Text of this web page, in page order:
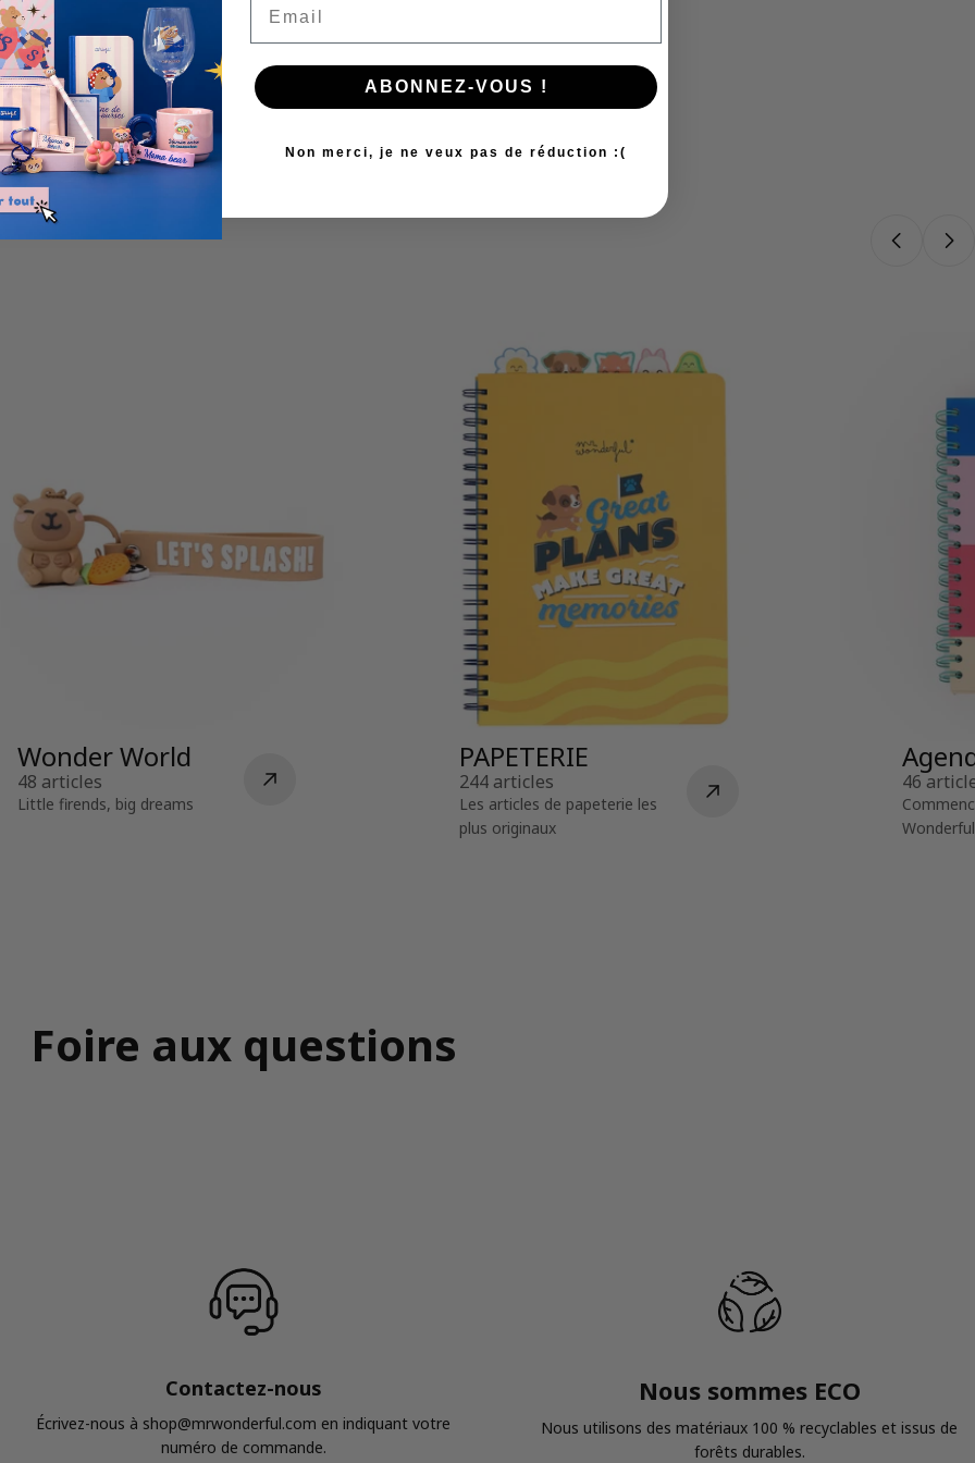
Wonder World
48 articles
Little firends, big dreams
PAPETERIE
244 articles
Les articles de papeterie les
plus originaux
46
Wonderful
Foire aux questions
Contactez-nous
Écrivez-nous à shop@mrwonderful.com en indiquant votre
numéro de commande.
Nous sommes ECO
Nous utilisons des matériaux 100 % recyclables et issus de
forêts durables.
ABONNEZ-VOUS !
Non merci, je ne veux pas de réduction :(